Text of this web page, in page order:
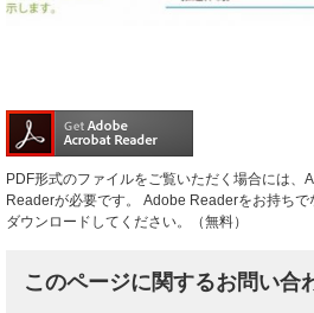
PDF形式のファイルをご覧いただく場合には、
Readerが必要です。
Adobe Readerをお持ちで
ダウンロードしてください。（無料）
このページに関するお問い合